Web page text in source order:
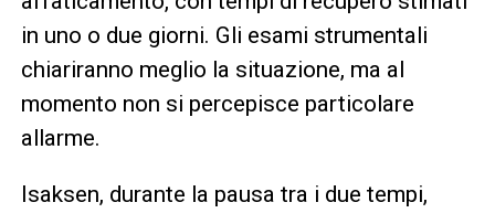
in uno o due giorni. Gli esami strumentali
chiariranno meglio la situazione, ma al
momento non si percepisce particolare
allarme.
Isaksen, durante la pausa tra i due tempi,